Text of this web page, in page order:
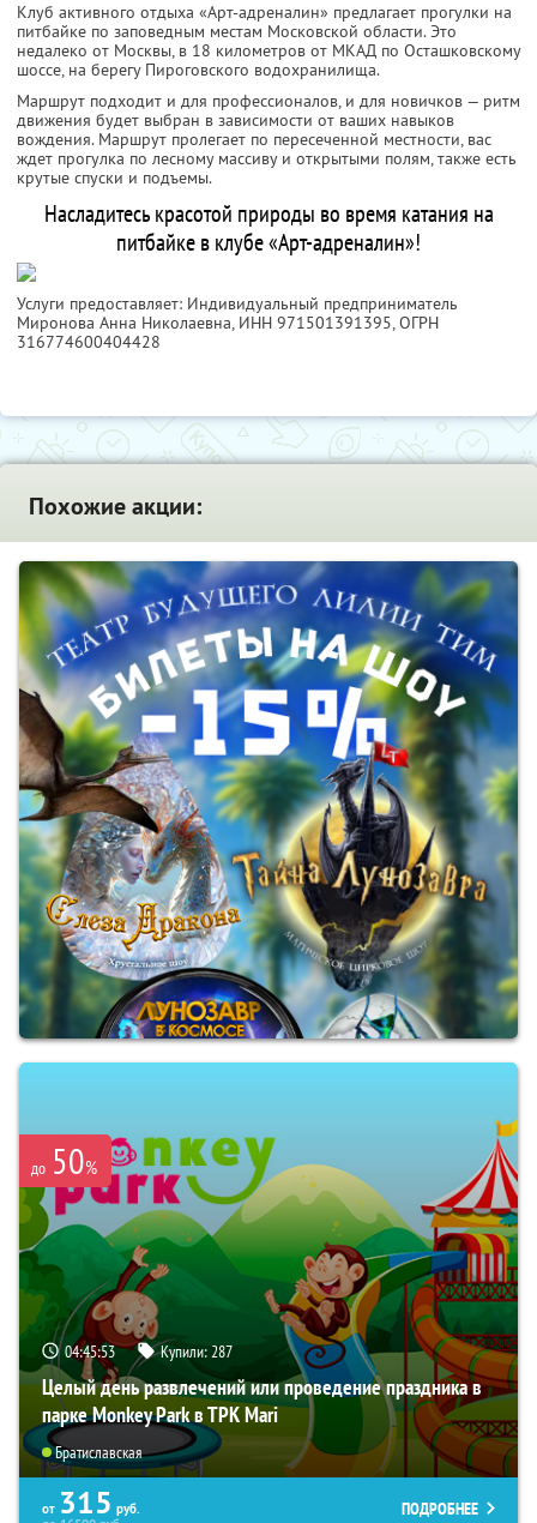
Клуб активного отдыха «Арт-адреналин» предлагает прогулки на
питбайке по заповедным местам Московской области. Это
недалеко от Москвы, в 18 километров от МКАД по Осташковскому
шоссе, на берегу Пироговского водохранилища.
Маршрут подходит и для профессионалов, и для новичков — ритм
движения будет выбран в зависимости от ваших навыков
вождения. Маршрут пролегает по пересеченной местности, вас
ждет прогулка по лесному массиву и открытыми полям, также есть
крутые спуски и подъемы.
Насладитесь красотой природы во время катания на
питбайке в клубе «Арт-адреналин»!
Услуги предоставляет: Индивидуальный предприниматель
Миронова Анна Николаевна, ИНН 971501391395, ОГРН
316774600404428
Похожие акции:
до 50%
04:45:52 Купили:287
Целый день развлечений или проведение праздника в
парке Monkey Park в ТРК Mari
Братиславская
от 315 руб.
ПОДРОБНЕЕ